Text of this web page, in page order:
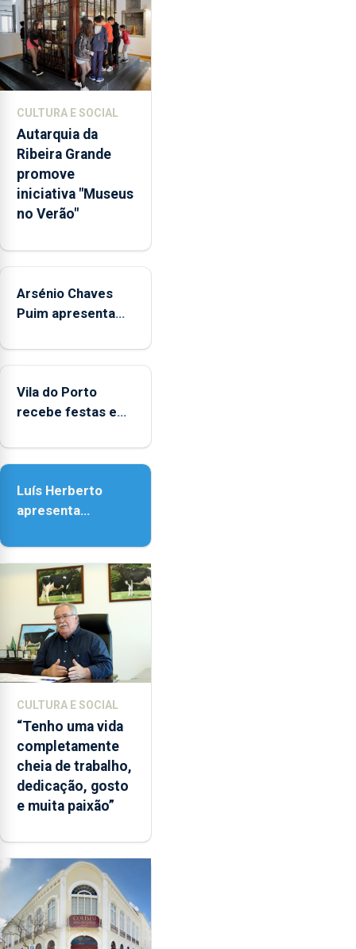
violência
doméstica,
através
da
promoção
competências
pessoais,
emocionais
e
sociais
junto
crianças
CULTURA E SOCIAL
Autarquia da
Ribeira Grande
promove
iniciativa "Museus
no Verão"
Arsénio Chaves
Puim apresenta
Biblioteca de Vila
Vila do Porto
recebe festas em
Senhora da
Luís Herberto
apresenta
Paisagem’
CULTURA E SOCIAL
“Tenho uma vida
completamente
cheia de trabalho,
dedicação, gosto
e muita paixão”